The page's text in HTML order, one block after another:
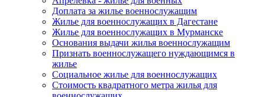
Доплата за жилье военнослужащим
Жилье для военнослужащих в Дагестане
Жилье для военнослужащих в Мурманске
Основания выдачи жилья военнослужащим
Признать военнослужащего нуждающимся в
жилье
Социальное жилье для военнослужащих
Стоимость квадратного метра жилья для